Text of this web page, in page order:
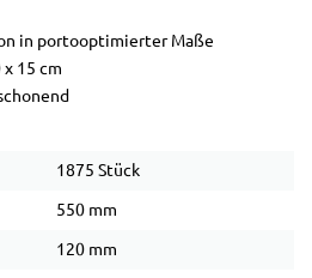
in portooptimierter Maße
x 15 cm
1875 Stück
550 mm
120 mm